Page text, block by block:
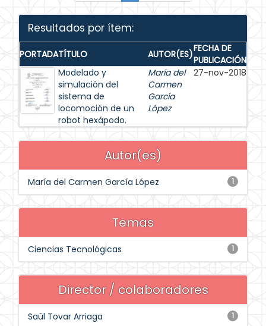
Resultados por ítem:
PORTADATÍTULO AUTOR(ES)FECHA DE
PUBLICACIÓN
Modelado y
simulación del
sistema de
locomoción de un
robot hexápodo.
María del
Carmen
García
López
27-nov-2018
Autor(es)
1
María del Carmen García López
Temas
1
Ciencias Tecnológicas
Director / colaboradores
1
Saúl Tovar Arriaga